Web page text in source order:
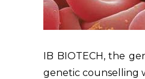
IB BIOTECH, the
genetic counselling